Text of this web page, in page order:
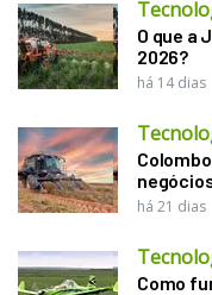
O que a
2026?
há 14 dias
há 21 dias
Como